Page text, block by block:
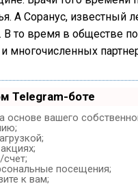
А Соранус, известный
то время в обществе
многочисленных
Telegram-боте
вашего
посещения;
к вам;